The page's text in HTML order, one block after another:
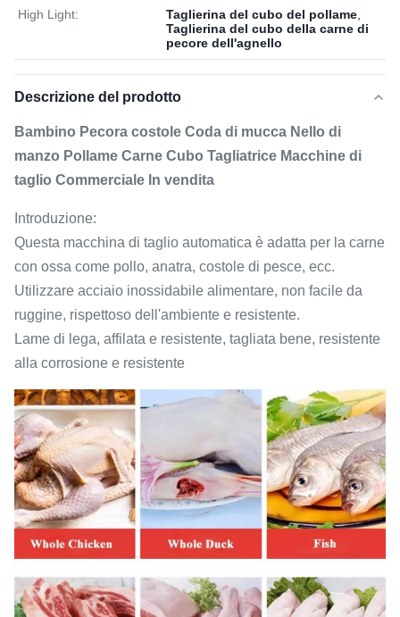
High Light: Taglierina del cubo del pollame
Taglierina del cubo della carne di
pecore dell'agnello
Descrizione del prodotto
Bambino Pecora costole Coda di mucca Nello di
manzo Pollame Carne Cubo Tagliatrice Macchine di
taglio Commerciale In vendita
Introduzione:
Questa macchina di taglio automatica è adatta per la carne
con ossa come pollo, anatra, costole di pesce, ecc.
Utilizzare acciaio inossidabile alimentare, non facile da
ruggine, rispettoso dell'ambiente e resistente.
Lame di lega, affilata e resistente, tagliata bene, resistente
alla corrosione e resistente